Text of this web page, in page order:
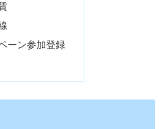
ーン参加登録